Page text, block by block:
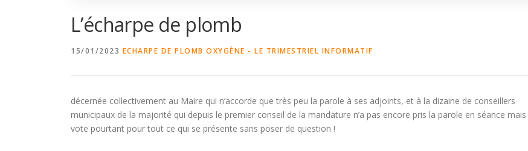
L’écharpe de plomb
15/01/2023 ECHARPE DE PLOMB OXYGÈNE - LE TRIMESTRIEL INFORMATIF
décernée collectivement au Maire qui n’accorde que très peu la parole à ses adjoints, et à la dizaine de conseillers
municipaux de la majorité qui depuis le premier conseil de la mandature n’a pas encore pris la parole en séance mais
vote pourtant pour tout ce qui se présente sans poser de question !